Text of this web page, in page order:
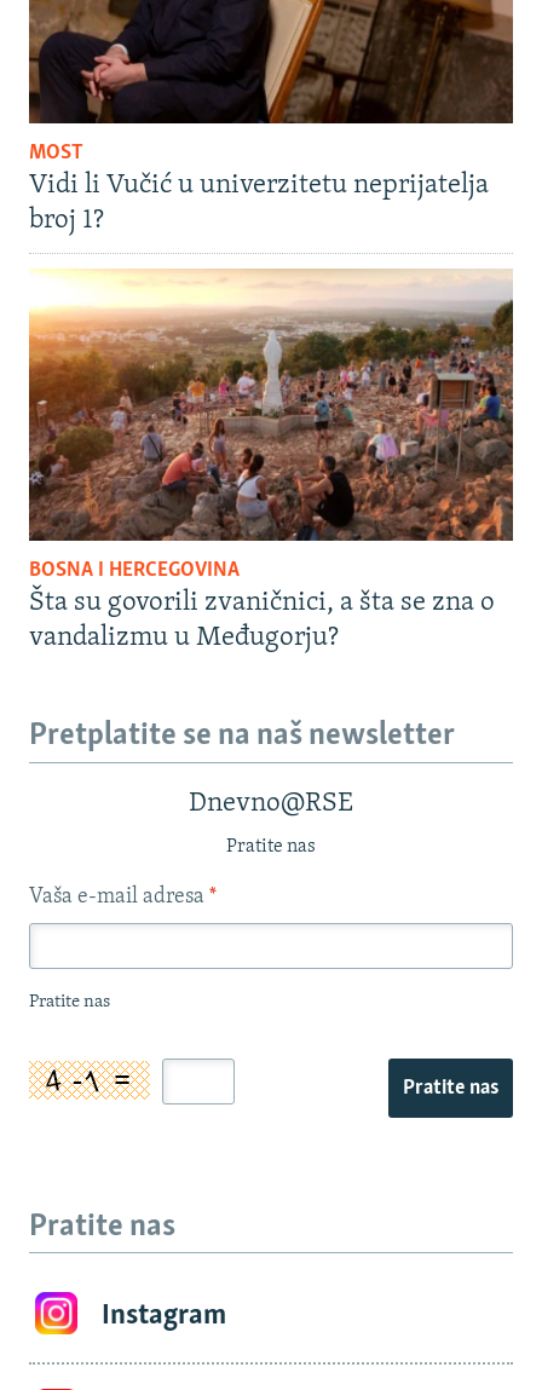
MOST
Vidi li Vučić u univerzitetu neprijatelja
broj 1?
BOSNA I HERCEGOVINA
Šta su govorili zvaničnici, a šta se zna o
vandalizmu u Međugorju?
Pretplatite se na naš newsletter
Dnevno@RSE
Pratite nas
Vaša e-mail adresa *
Pratite nas
Pratite nas
Pratite nas
Instagram